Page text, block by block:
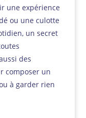
une expérience
ou une culotte
un secret
des
composer un
à garder rien